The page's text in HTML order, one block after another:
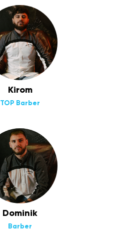
Kirom
TOP Barber
Dominik
Barber